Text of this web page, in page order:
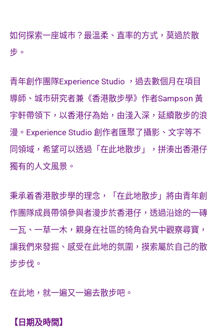
如何探索一座城市？最溫柔、直率的方式，莫過於散
步。
青年創作團隊Experience Studio ，過去數個月在項目
導師、城市研究者兼《香港散步學》作者Sampson 黃
宇軒帶領下，以香港仔為始，由淺入深，延續散步的浪
漫。Experience Studio 創作者匯聚了攝影、文字等不
同領域，希望可以透過「在此地散步」，拼湊出香港仔
獨有的人文風景。
秉承着香港散步學的理念，「在此地散步」將由青年創
作團隊成員帶領參與者漫步於香港仔，透過沿途的一磚
一瓦、一草一木，親身在社區的犄角旮旯中觀察尋寶，
讓我們來發掘、感受在此地的氛圍，摸索屬於自己的散
步步伐。
在此地，就一遍又一遍去散步吧。
【日期及時間】